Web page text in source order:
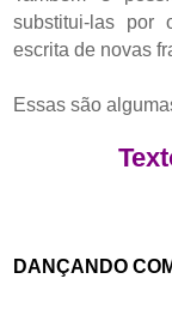
substitui-las por
escrita de novas
Essas são
Te
DANÇANDO